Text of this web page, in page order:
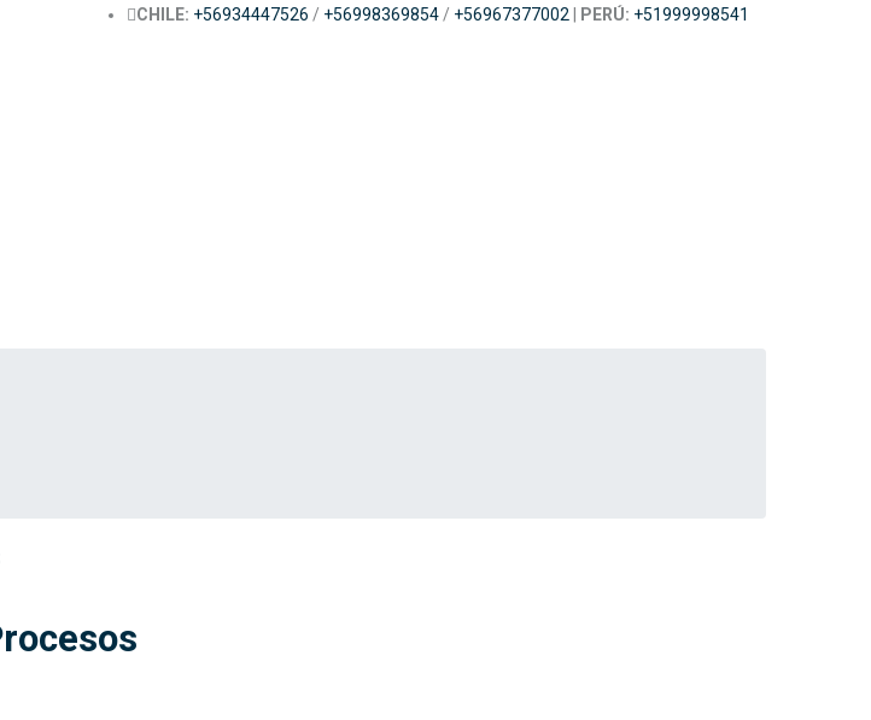
CHILE: +56934447526 / +56998369854 / +56967377002 PERÚ: +51999998541